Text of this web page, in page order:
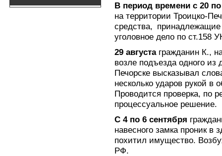
В период времени с 20 по
на территории Троицко-
средства,
уголовное дело по ст.158
29 августагражданин К.,
возле подъезда одного
Печорске высказывал
несколько ударов рукой в
Проводится проверка, по
процессуальное решение.
С 4 по 6 сентября
навесного замка проник в
похитил имущество.
РФ.